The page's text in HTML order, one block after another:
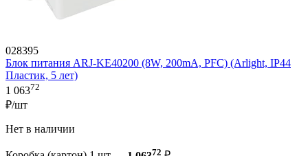
028395
Блок питания ARJ-KE40200 (8W, 200mA, PFC) (Arlight, IP44
Пластик, 5 лет)
1 06372
₽/шт
Нет в наличии
72